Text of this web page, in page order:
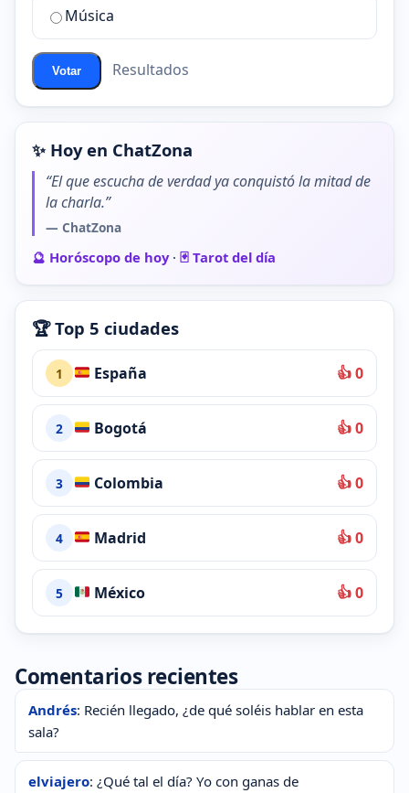
ChatZona?
Música
Votar Resultados
✨ Hoy en ChatZona
“El que escucha de verdad ya conquistó la mitad de
la charla.”
— ChatZona
🔮 Horóscopo de hoy· 🃏 Tarot del día
🏆 Top 5 ciudades
1 España 👍 0
2 Bogotá 👍 0
3 Colombia 👍 0
4 Madrid 👍 0
5 México 👍 0
Comentarios recientes
Andrés: Recién llegado, ¿de qué soléis hablar en esta
sala?
elviajero: ¿Qué tal el día? Yo con ganas de